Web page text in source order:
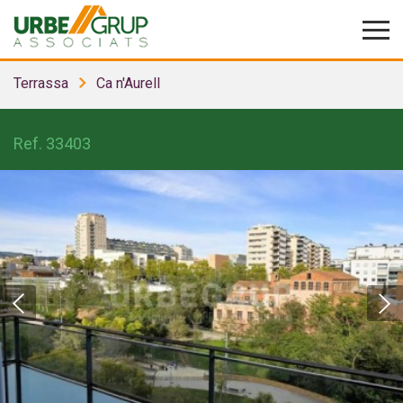
Terrassa Ca n'Aurell
Ref. 33403
Modificar cookies
Tècniques i funcionals
Sempre activades
Aquest lloc web utilitza cookies pròpies per recopilar